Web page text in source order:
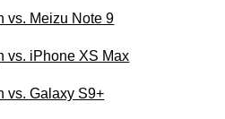
vs. Meizu Note 9
vs. iPhone XS Max
vs. Galaxy S9+